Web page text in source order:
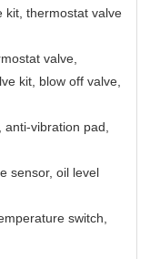
kit, thermostat valve
valve,
kit, blow off valve,
vibration pad,
sensor, oil level
switch,